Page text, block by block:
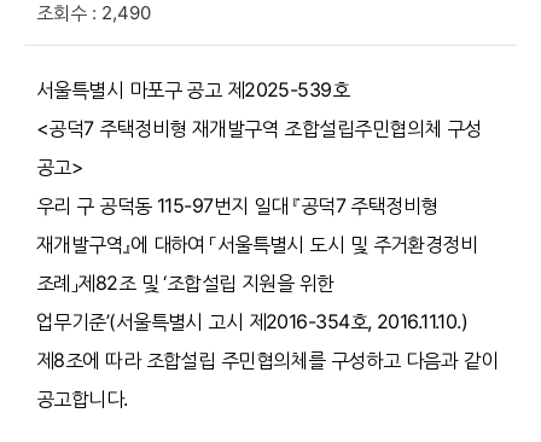
조회수 : 2,490
서울특별시 마포구 공고 제2025-539호
<공덕7 주택정비형 재개발구역 조합설립주민협의체 구성
공고>
우리 구 공덕동 115-97번지 일대 『공덕7 주택정비형
재개발구역』에 대하여 「서울특별시 도시 및 주거환경정비
조례」제82조 및 ‘조합설립 지원을 위한
업무기준’(서울특별시 고시 제2016-354호, 2016.11.10.)
제8조에 따라 조합설립 주민협의체를 구성하고 다음과 같이
공고합니다.